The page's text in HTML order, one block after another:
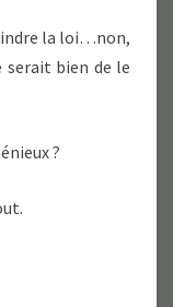
la loi…non,
serait bien de le
?